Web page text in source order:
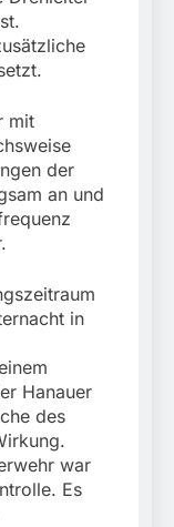
mit
der
an und
in
Hanauer
des
war
Es